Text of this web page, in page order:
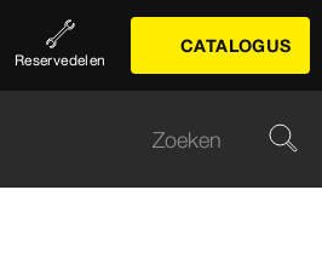
Reservedelen
CATALOGUS